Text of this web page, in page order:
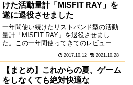
けた活動量計「MISFIT RAY」を
遂に退役させました
一年間使い続けたリストバンド型の活動
量計「MISFIT RAY」を退役させまし
た。この一年間使ってきてのレビューと
ともに、なぜ退役させたのか紹介したい
と思います。一年間肌身離さずずっと使
い続ける恐らくこの一年間の間、スマホ
以上に身近にあった...
2017.10.12 2021.10.28
【まとめ】これからの夏、ゲーム
をしなくても絶対快適な